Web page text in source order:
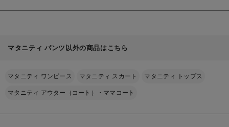
マタニティ パンツ以外の商品はこちら
マタニティ ワンピース マタニティ スカート マタニティ トップス
マタニティ アウター（コート）・ママコート